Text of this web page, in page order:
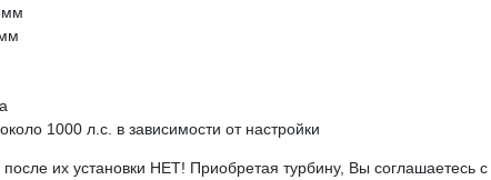
1000 л.с. в зависимости от настройки
их установки НЕТ! Приобретая турбину, Вы соглашаетесь